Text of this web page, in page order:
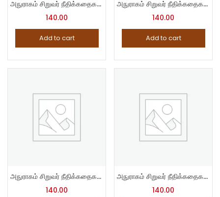
அநுராகம் சிறுவர் நீதிக்கதைகள் – 1
140.00
Add to cart
அநுராகம் சிறுவர் நீதிக்கதைகள் – 10
140.00
Add to cart
அநுராகம் சிறுவர் நீதிக்கதைகள் – 11
140.00
அநுராகம் சிறுவர் நீதிக்கதைகள் – 12
140.00